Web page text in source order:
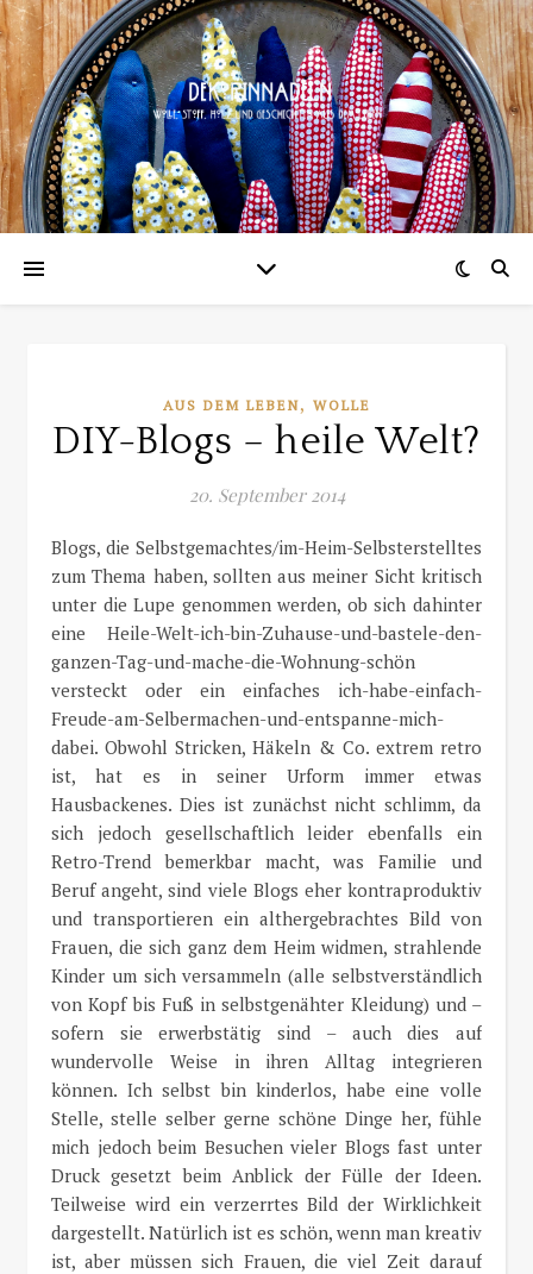
AUS DEM LEBEN, WOLLE
DIY-Blogs – heile Welt?
20. September 2014
Blogs, die Selbstgemachtes/im-Heim-Selbsterstelltes
zum Thema haben, sollten aus meiner Sicht kritisch
unter die Lupe genommen werden, ob sich dahinter
eine Heile-Welt-ich-bin-Zuhause-und-bastele-den-
ganzen-Tag-und-mache-die-Wohnung-schön
versteckt oder ein einfaches ich-habe-einfach-
Freude-am-Selbermachen-und-entspanne-mich-
dabei. Obwohl Stricken, Häkeln & Co. extrem retro
ist, hat es in seiner Urform immer etwas
Hausbackenes. Dies ist zunächst nicht schlimm, da
sich jedoch gesellschaftlich leider ebenfalls ein
Retro-Trend bemerkbar macht, was Familie und
Beruf angeht, sind viele Blogs eher kontraproduktiv
und transportieren ein althergebrachtes Bild von
Frauen, die sich ganz dem Heim widmen, strahlende
Kinder um sich versammeln (alle selbstverständlich
von Kopf bis Fuß in selbstgenähter Kleidung) und –
sofern sie erwerbstätig sind – auch dies auf
wundervolle Weise in ihren Alltag integrieren
können. Ich selbst bin kinderlos, habe eine volle
Stelle, stelle selber gerne schöne Dinge her, fühle
mich jedoch beim Besuchen vieler Blogs fast unter
Druck gesetzt beim Anblick der Fülle der Ideen.
Teilweise wird ein verzerrtes Bild der Wirklichkeit
dargestellt. Natürlich ist es schön, wenn man kreativ
ist, aber müssen sich Frauen, die viel Zeit darauf